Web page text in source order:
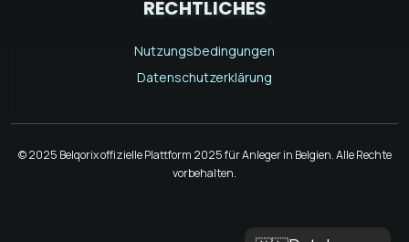
RECHTLICHES
Nutzungsbedingungen
Datenschutzerklärung
© 2025 Belqorix offizielle Plattform 2025 für Anleger in Belgien. Alle Rechte
vorbehalten.